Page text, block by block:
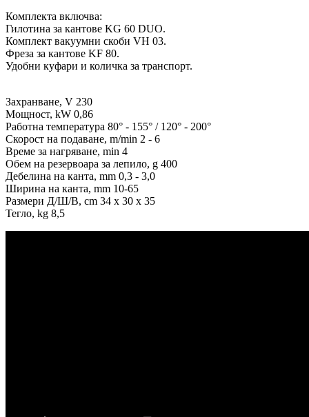
Комплекта включва:
Гилотина за кантове KG 60 DUO.
Комплект вакуумни скоби VH 03.
Фреза за кантове KF 80.
Удобни куфари и количка за транспорт.
Захранване, V 230
Мощност, kW 0,86
Работна температура 80° - 155° / 120° - 200°
Скорост на подаване, m/min 2 - 6
Време за нагряване, min 4
Обем на резервоара за лепило, g 400
Дебелина на канта, mm 0,3 - 3,0
Ширина на канта, mm 10-65
Размери Д/Ш/В, cm 34 x 30 x 35
Тегло, kg 8,5